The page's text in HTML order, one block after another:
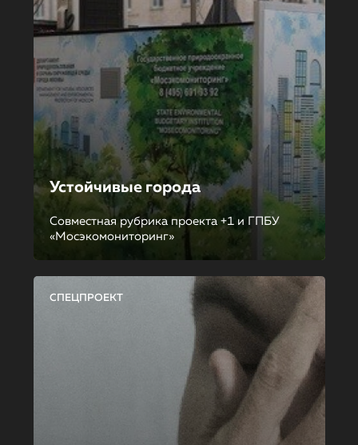
Устойчивые города
Совместная рубрика проекта +1 и ГПБУ
«Мосэкомониторинг»
СПЕЦПРОЕКТ